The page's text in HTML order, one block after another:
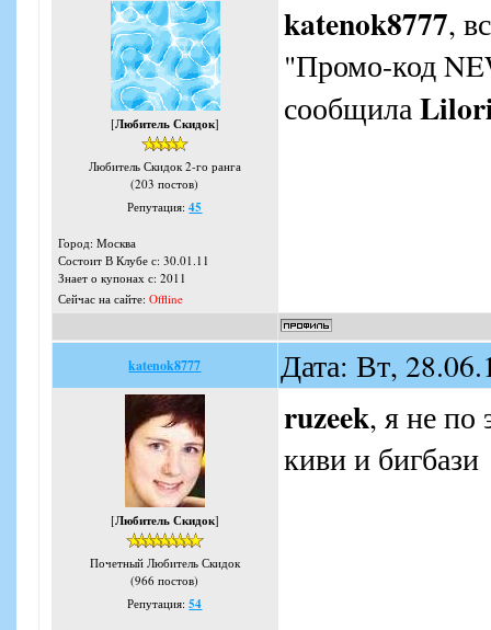
[Любитель Скидок]
Любитель Скидок 2-го ранга
(203 постов)
Репутация:45
Город: Москва
Состоит В Клубе с: 30.01.11
Знает о купонах с: 2011
Сейчас на сайте: Offline
katenok8777,
"Промо-код
сообщила
katenok8777 Дата: Вт,
[Любитель Скидок]
Почетный Любитель Скидок
(966 постов)
Репутация:54
ruzeek, я не по
киви и бигбази